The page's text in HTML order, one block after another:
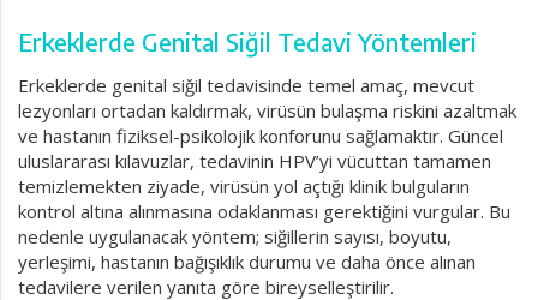
Erkeklerde Genital Siğil Tedavi Yöntemleri
Erkeklerde genital siğil tedavisinde temel amaç, mevcut
lezyonları ortadan kaldırmak, virüsün bulaşma riskini azaltmak
ve hastanın fiziksel-psikolojik konforunu sağlamaktır. Güncel
uluslararası kılavuzlar, tedavinin HPV’yi vücuttan tamamen
temizlemekten ziyade, virüsün yol açtığı klinik bulguların
kontrol altına alınmasına odaklanması gerektiğini vurgular. Bu
nedenle uygulanacak yöntem; siğillerin sayısı, boyutu,
yerleşimi, hastanın bağışıklık durumu ve daha önce alınan
tedavilere verilen yanıta göre bireyselleştirilir.